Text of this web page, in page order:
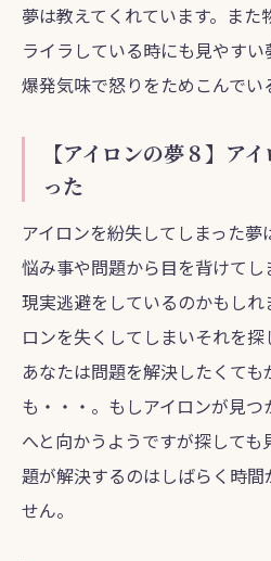
夢は教えてくれています。また
ライラしている時にも見やす
爆発気味で怒りをためこんでい
【アイロンの夢８】ア
った
アイロンを紛失してしまった
悩み事や問題から目を背けてし
現実逃避をしているのかもし
ロンを失くしてしまいそれを探
あなたは問題を解決したくて
も・・・。もしアイロンが見
へと向かうようですが探して
題が解決するのはしばらく時
せん。